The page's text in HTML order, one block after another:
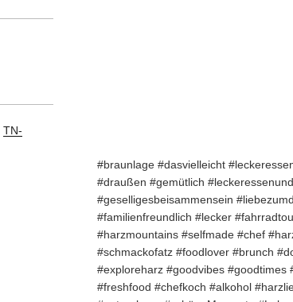
TN-
#braunlage #dasvielleicht
#draußen #gemütlich
#geselligesbeisammensein
#familienfreundlich #lecker
#harzmountains #selfmade #chef
#schmackofatz #foodlover #brunch
#exploreharz #goodvibes
#freshfood #chefkoch #alkohol